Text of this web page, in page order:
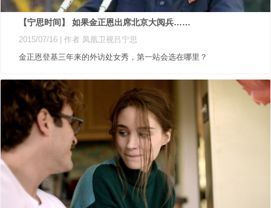
【宁思时间】 如果金正恩出席北京大阅兵……
2015/07/16
| 作者 凤凰卫视吕宁思
金正恩登基三年来的外访处女秀，第一站会选在哪里？